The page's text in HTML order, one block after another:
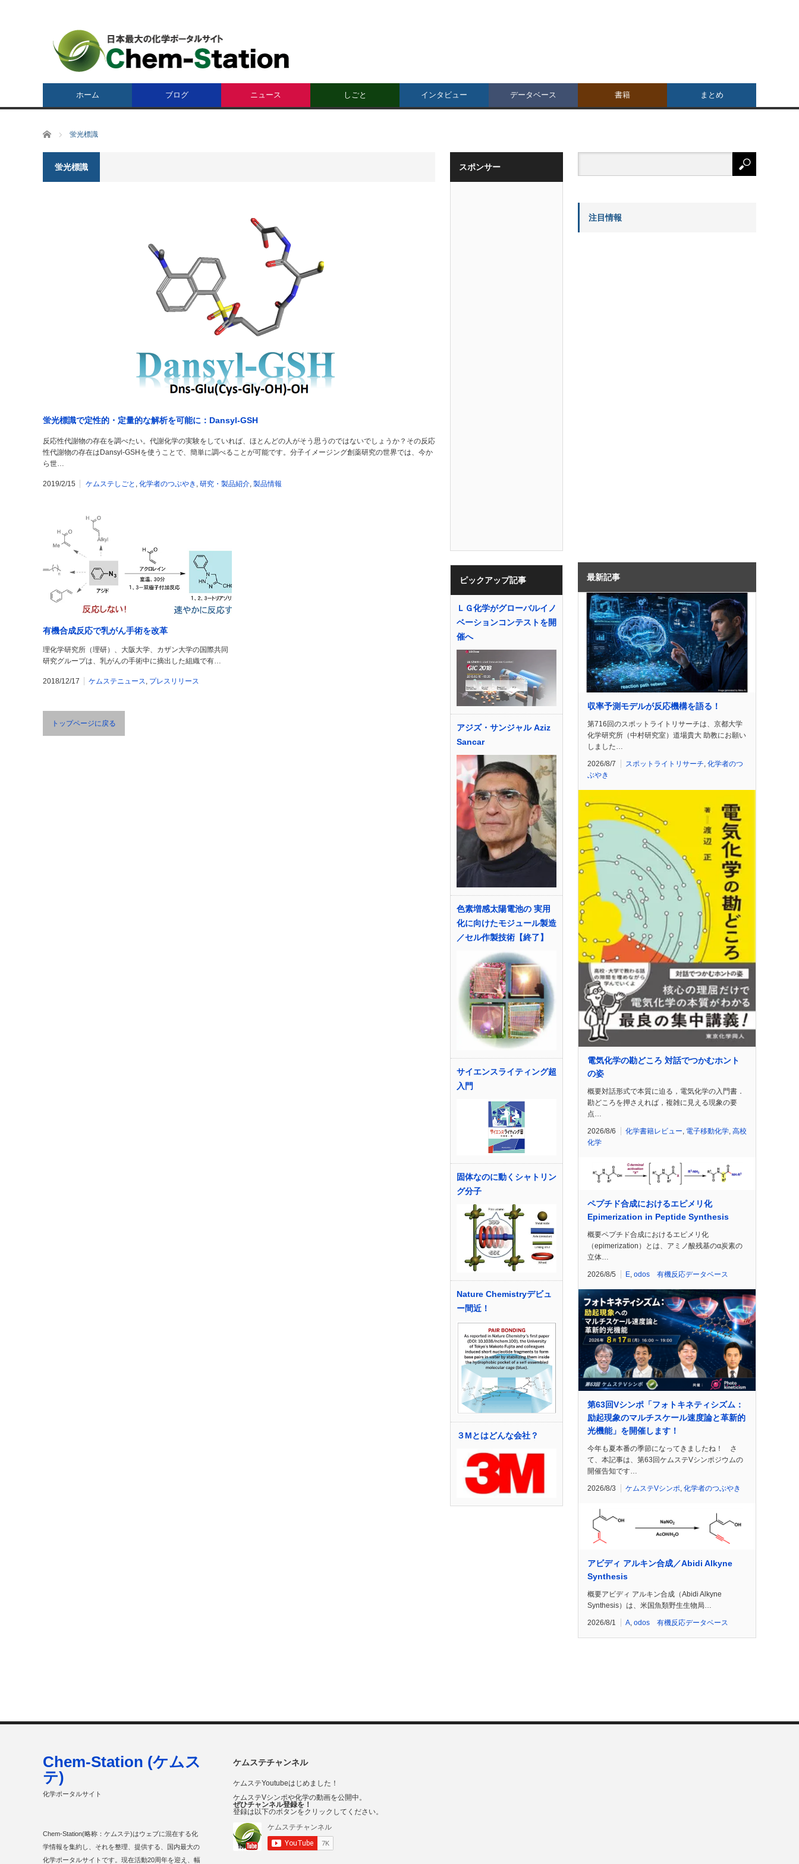
ホーム ブログ ニュース しごと インタビュー データベース 書籍 まとめ
ホーム 蛍光標識
蛍光標識
蛍光標識で定性的・定量的な解析を可能に：Dansyl-GSH
反応性代謝物の存在を調べたい。代謝化学の実験をしていれば、ほとんどの人がそう思うのではないでしょうか？その反応
性代謝物の存在はDansyl-GSHを使うことで、簡単に調べることが可能です。分子イメージング創薬研究の世界では、今か
ら世…
2019/2/15 ケムステしごと , 化学者のつぶやき , 研究・製品紹介, 製品情報
有機合成反応で乳がん手術を改革
理化学研究所（理研）、大阪大学、カザン大学の国際共同
研究グループは、乳がんの手術中に摘出した組織で有…
2018/12/17 ケムステニュース, プレスリリース
トップページに戻る
スポンサー
ピックアップ記事
ＬＧ化学がグローバルイノ
ベーションコンテストを開
催へ
アジズ・サンジャル Aziz
Sancar
色素増感太陽電池の 実用
化に向けたモジュール製造
／セル作製技術【終了】
サイエンスライティング超
入門
固体なのに動くシャトリン
グ分子
Nature Chemistryデビュ
ー間近！
３Mとはどんな会社？
注目情報
最新記事
収率予測モデルが反応機構を語る！
第716回のスポットライトリサーチは、京都大学
化学研究所（中村研究室）道場貴大 助教にお願い
しました…
2026/8/7 スポットライトリサーチ 化学者のつ
ぶやき
電気化学の勘どころ 対話でつかむホント
の姿
概要対話形式で本質に迫る，電気化学の入門書．
勘どころを押さえれば，複雑に見える現象の要
点…
2026/8/6 化学書籍レビュー 電子移動化学 高校
化学
ペプチド合成におけるエピメリ化
Epimerization in Peptide Synthesis
概要ペプチド合成におけるエピメリ化
（epimerization）とは、アミノ酸残基のα炭素の
立体…
2026/8/5 E odos 有機反応データベース
第63回Vシンポ「フォトキネティシズム：
励起現象のマルチスケール速度論と革新的
光機能」を開催します！
今年も夏本番の季節になってきましたね！ さ
て、本記事は、第63回ケムステVシンポジウムの
開催告知です…
2026/8/3 ケムステVシンポ, 化学者のつぶやき
アビディ アルキン合成／Abidi Alkyne
Synthesis
概要アビディ アルキン合成（Abidi Alkyne
Synthesis）は、米国魚類野生生物局…
2026/8/1 A, odos 有機反応データベース
ケムステチャンネル
ケムステYoutubeはじめました！
ケムステVシンポや化学の動画を公開中。
ぜひチャンネル登録を！
登録は以下のボタンをクリックしてください。
Chem-Station (ケムス
テ)
化学ポータルサイト
Chem-Station(略称：ケムステ)はウェブに混在する化
学情報を集約し、それを整理、提供する、国内最大の
化学ポータルサイトです。現在活動20周年を迎え、幅